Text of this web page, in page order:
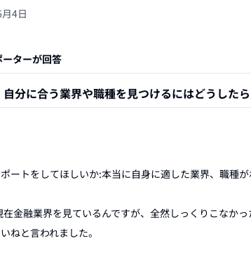
4日
ターが回答
自分に合う業界や職種を見つけるにはどうした
ートをしてほしいか:本当に自身に適した業界、職種が
金融業界を見ているんですが、全然しっくりこなか
ねと言われました。